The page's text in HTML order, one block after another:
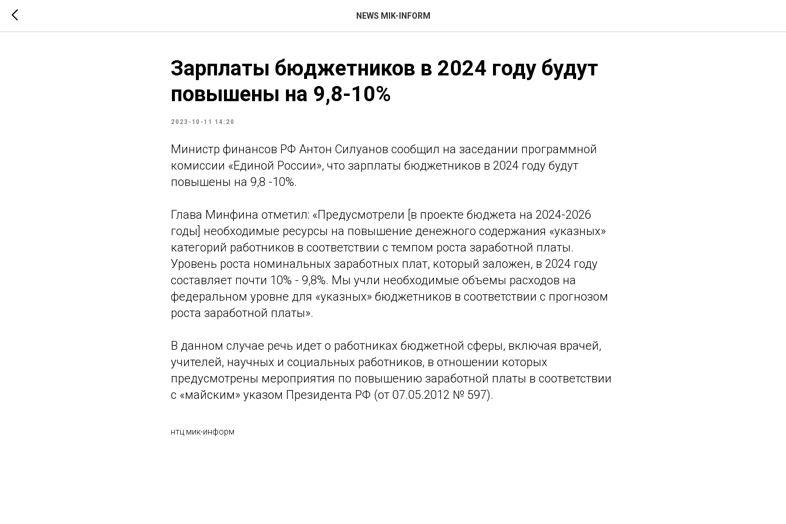
NEWS MIK-INFORM
Зарплаты бюджетников в 2024 году будут
повышены на 9,8-10%
2023-10-11 14:20
Министр финансов РФ Антон Силуанов сообщил на заседании программной
комиссии «Единой России», что зарплаты бюджетников в 2024 году будут
повышены на 9,8 -10%.
Глава Минфина отметил: «Предусмотрели [в проекте бюджета на 2024-2026
годы] необходимые ресурсы на повышение денежного содержания «указных»
категорий работников в соответствии с темпом роста заработной платы.
Уровень роста номинальных заработных плат, который заложен, в 2024 году
составляет почти 10% - 9,8%. Мы учли необходимые объемы расходов на
федеральном уровне для «указных» бюджетников в соответствии с прогнозом
роста заработной платы».
В данном случае речь идет о работниках бюджетной сферы, включая врачей,
учителей, научных и социальных работников, в отношении которых
предусмотрены мероприятия по повышению заработной платы в соответствии
с «майским» указом Президента РФ (от 07.05.2012 № 597).
нтц мик-информ